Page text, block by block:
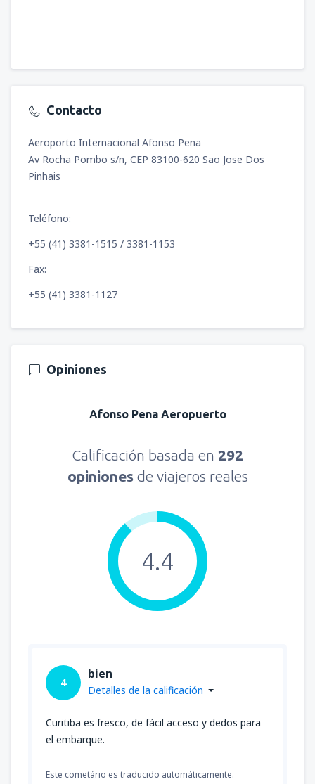
Contacto
Aeroporto Internacional Afonso Pena
Av Rocha Pombo s/n, CEP 83100-620 Sao Jose Dos
Pinhais
Teléfono:
+55 (41) 3381-1515 / 3381-1153
Fax:
+55 (41) 3381-1127
Opiniones
Afonso Pena Aeropuerto
Calificación basada en 292
opiniones de viajeros reales
4.4
4
bien
Detalles de la calificación
Curitiba es fresco, de fácil acceso y dedos para
el embarque.
Este cometário es traducido automáticamente.